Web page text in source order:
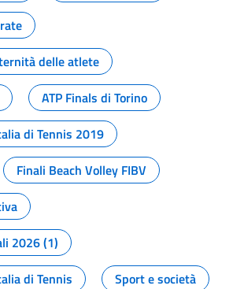
delle atlete
ATP Finals di Torino
di Tennis 2019
Finali Beach Volley FIBV
2026 (1)
di Tennis
Sport e società